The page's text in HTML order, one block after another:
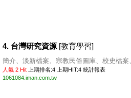
4. 台灣研究資源 [教育學習]
簡介、淡新檔案、宗教民俗圖庫、校史檔
人氣 2 Hit 上期排名:4 上期HIT:4 統計報表
1061084.iman.com.tw